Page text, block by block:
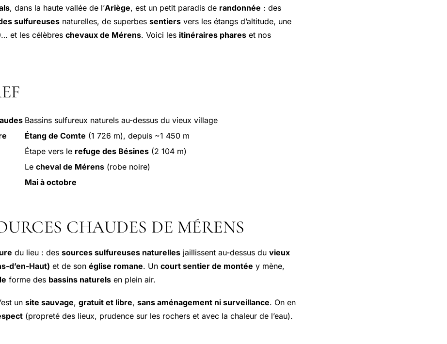
, dans la haute vallée de l’Ariège, est un petit paradis de randonnée : des
sulfureuses naturelles, de superbes sentiers vers les étangs d’altitude, une
… et les célèbres chevaux de Mérens. Voici les itinéraires phares et nos
Bassins sulfureux naturels au-dessus du vieux village
Étang de Comte (1 726 m), depuis ~1 450 m
Étape vers le refuge des Bésines (2 104 m)
Le cheval de Mérens (robe noire)
Mai à octobre
CHAUDES DE MÉRENS
du lieu : des sources sulfureuses naturelles jaillissent au-dessus du vieux
d’en-Haut) et de son église romane. Un court sentier de montée y mène,
forme des bassins naturels en plein air.
un site sauvage, gratuit et libre, sans aménagement ni surveillance. On en
(propreté des lieux, prudence sur les rochers et avec la chaleur de l’eau).